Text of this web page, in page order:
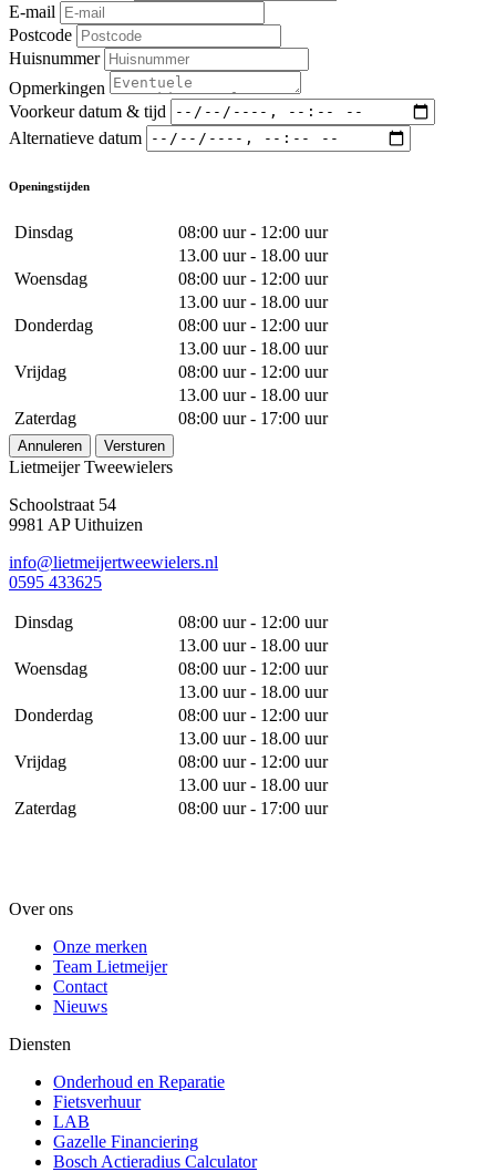
E-mail
Postcode
Huisnummer
Opmerkingen
Voorkeur datum & tijd
Alternatieve datum
Openingstijden
Dinsdag
08:00 uur - 12:00 uur
13.00 uur - 18.00 uur
Woensdag
08:00 uur - 12:00 uur
13.00 uur - 18.00 uur
Donderdag
08:00 uur - 12:00 uur
13.00 uur - 18.00 uur
Vrijdag
08:00 uur - 12:00 uur
13.00 uur - 18.00 uur
Zaterdag
08:00 uur - 17:00 uur
Annuleren Versturen
Lietmeijer Tweewielers
Schoolstraat 54
9981 AP Uithuizen
info@lietmeijertweewielers.nl
0595 433625
Dinsdag
08:00 uur - 12:00 uur
13.00 uur - 18.00 uur
Woensdag
08:00 uur - 12:00 uur
13.00 uur - 18.00 uur
Donderdag
08:00 uur - 12:00 uur
13.00 uur - 18.00 uur
Vrijdag
08:00 uur - 12:00 uur
13.00 uur - 18.00 uur
Zaterdag
08:00 uur - 17:00 uur
Over ons
Onze merken
Team Lietmeijer
Contact
Nieuws
Diensten
Onderhoud en Reparatie
Fietsverhuur
LAB
Gazelle Financiering
Bosch Actieradius Calculator